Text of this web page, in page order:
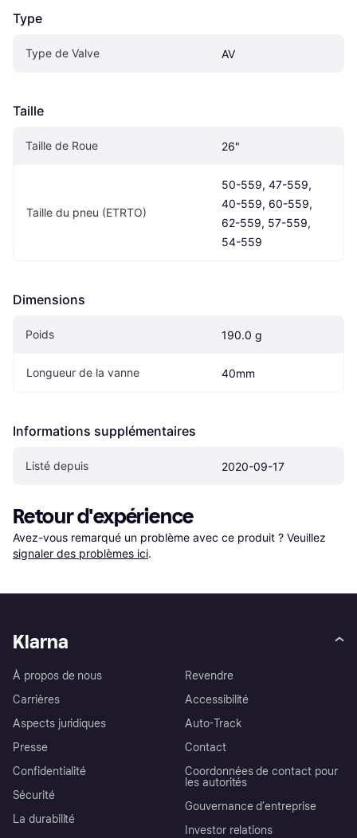
Type
Type de Valve AV
Taille
Taille de Roue 26"
Taille du pneu (ETRTO)
50-559, 47-559,
40-559, 60-559,
62-559, 57-559,
54-559
Dimensions
Poids 190.0 g
Longueur de la vanne 40mm
Informations supplémentaires
Listé depuis 2020-09-17
Retour d'expérience
Avez-vous remarqué un problème avec ce produit ? Veuillez
signaler des problèmes ici.
Klarna
À propos de nous
Carrières
Aspects juridiques
Presse
Confidentialité
Sécurité
La durabilité
Revendre
Accessibilité
Auto-Track
Contact
Coordonnées de contact pour
les autorités
Gouvernance d’entreprise
Investor relations